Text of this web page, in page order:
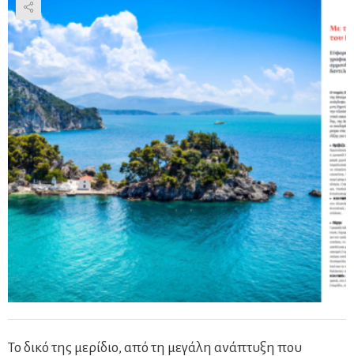
Το δικό της μερίδιο, από τη μεγάλη ανάπτυξη που